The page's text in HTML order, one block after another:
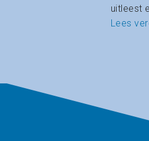
uitleest
Lees